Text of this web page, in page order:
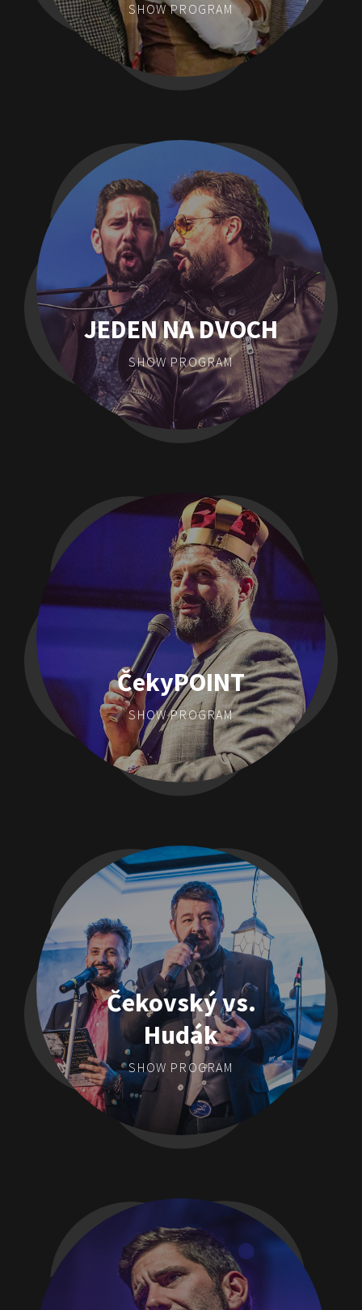
SHOW PROGRAM
JEDEN NA DVOCH
SHOW PROGRAM
ČekyPOINT
SHOW PROGRAM
Čekovský vs.
Hudák
SHOW PROGRAM